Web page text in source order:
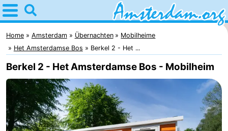
Home
Amsterdam
Interessante
Ausflüge
Für
Kindern
Für
Junge
Kostenlos
Home Amsterdam Übernachten
Mobilheime
Het Amsterdamse Bos
Berkel 2 - Het ...
Berkel 2 - Het Amsterdamse Bos - Mobilheim